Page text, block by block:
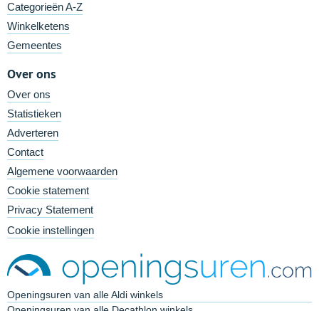
Categorieën A-Z
Winkelketens
Gemeentes
Over ons
Over ons
Statistieken
Adverteren
Contact
Algemene voorwaarden
Cookie statement
Privacy Statement
Cookie instellingen
Openingsuren van alle Aldi winkels